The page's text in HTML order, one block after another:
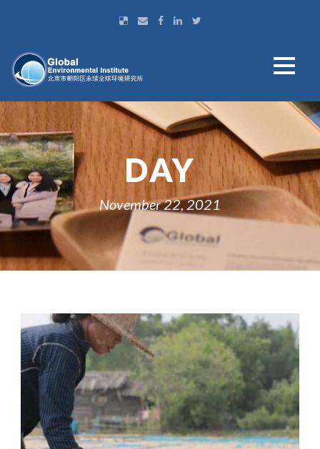
DAY
November 22, 2021